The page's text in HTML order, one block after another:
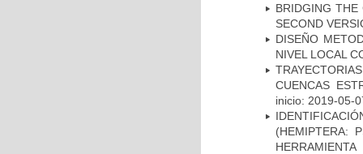
BRIDGING
SECOND
DISEÑO
NIVEL LOCAL
CUENCAS
inicio: 2019-05-
(HEMIPTERA: